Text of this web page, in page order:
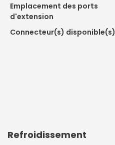
Emplacement des ports
d'extension
Connecteur(s) disponible(s)
Refroidissement